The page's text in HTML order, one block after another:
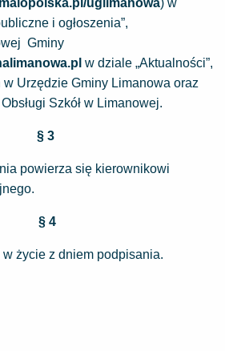
uglimanowa) w
i ogłoszenia”,
Gminy
w dziale „Aktualności”,
w Urzędzie Gminy Limanowa oraz
Szkół w Limanowej.
§ 3
powierza się kierownikowi
§ 4
życie z dniem podpisania.